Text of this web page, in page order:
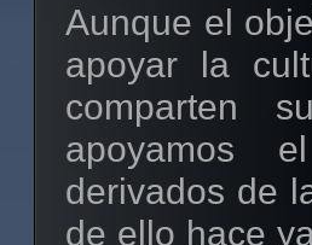
Aunque el
apoyar la
comparten
apoyamos
derivados de
de ello hace